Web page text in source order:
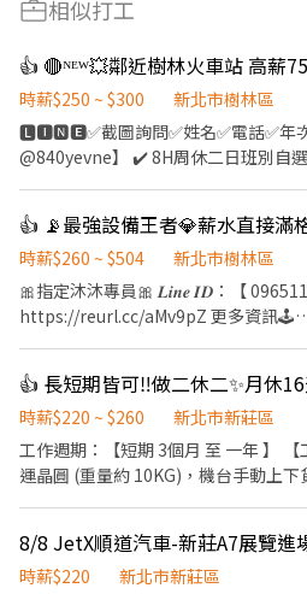
相似打工
時薪$250 ~ $300
新北市樹林區
🅻🅸🅽🅴✅截圖詢問✅姓名✅電話✅年
@840yevne】 ✔️ 8H周休二日班別自
通方便 ✔️ 上下午皆有休息時間 ✔️ 恆
附設員工餐廳,便利商店,室內停車場 ✔️
金或禮品 ✔️ 完善的教育訓練.資深人員
樹林火車站/樹林高中) ⚡️電腦軟板相關
檢驗 ⚡️休禮拜天/一到六排休(例假日不
時薪$230➜ 未加班含津貼【$40,480
▶️【夜班】：19:50-05:10(夜班隔天直
$250➜ 未加班含津貼【$44,000】➜
▬▬▬▬▬▬▬【✅快速報名✅】
詢問✅姓名✅電話✅年次✅居住地區
時薪$260 ~ $504
新北市樹林區
🎀指定沐沐專員🎀 𝑳𝒊𝒏𝒆 𝑰𝑫：【
https://reurl.cc/aMv9pZ 更多資訊🕹️
選、固定班免輪班 🔺 夜班可隔日立即
優渥 🔺 提供團膳,工作環境優質,交通
房作業 🔺 附設員工餐廳,便利商店,室
點：樹林區博愛街(近樹林火車站/樹
台操作.測試組裝.產品檢驗 🔺週日為
【$40,480】➜加班最高【$65,600 】
班隔天直接下夜) 【薪水】：時薪
時薪$220 ~ $260
新北市新莊區
工作週期：【短期 3個月 至 一年 】
運晶圓 (重量約 10KG)，機台手動上
任獎金(任期一年) : >> 整年度平均薪
留任獎金 日/夜 (20000 / 58000) 年終
8/8 JetX順道汽車-新莊A7展覽進
時薪$220
新北市新莊區